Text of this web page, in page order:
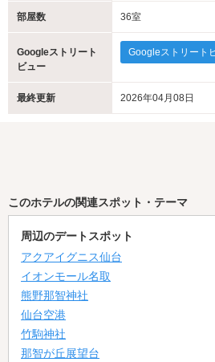
部屋数 36室
Googleストリート
ビュー
Googleストリート
最終更新 2026年04月08日
このホテルの関連スポット・テーマ
周辺のデートスポット
アクアイグニス仙台
イオンモール名取
熊野那智神社
仙台空港
竹駒神社
那智が丘展望台